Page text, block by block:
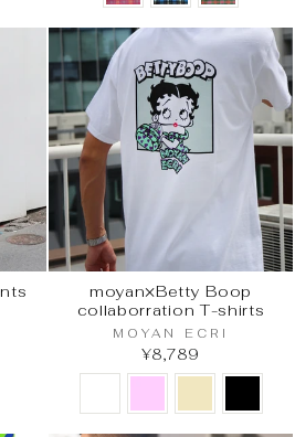
moyan×Betty Boop
collaborration T-shirts
MOYAN ECRI
¥8,789